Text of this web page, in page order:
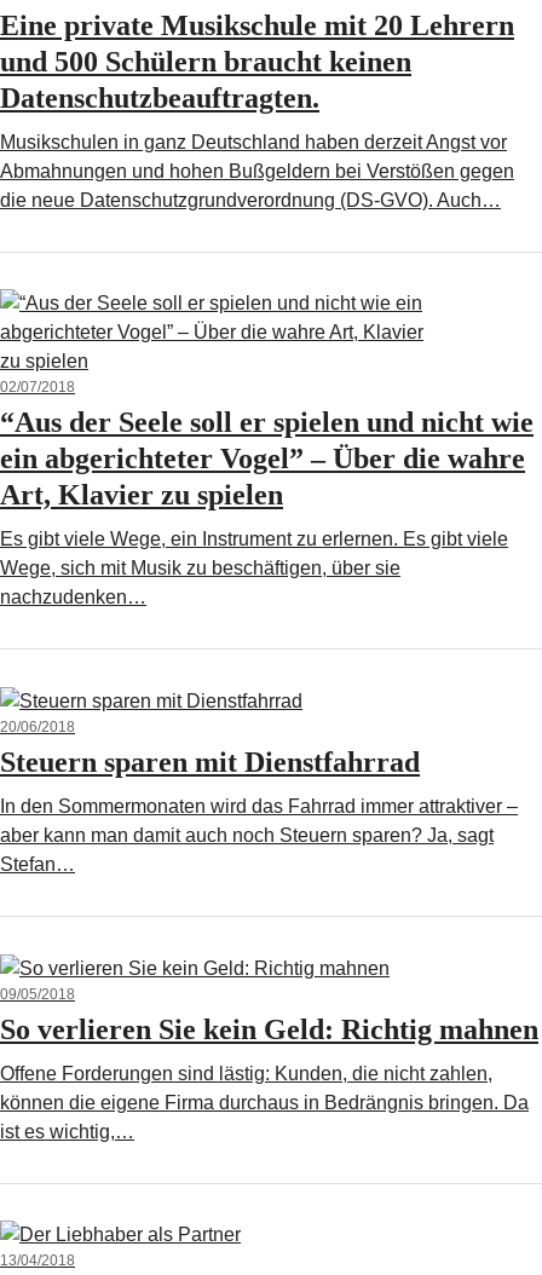
Eine private Musikschule mit 20 Lehrern
und 500 Schülern braucht keinen
Datenschutzbeauftragten.
Musikschulen in ganz Deutschland haben derzeit Angst vor
Abmahnungen und hohen Bußgeldern bei Verstößen gegen
die neue Datenschutzgrundverordnung (DS-GVO). Auch…
02/07/2018
“Aus der Seele soll er spielen und nicht wie
ein abgerichteter Vogel” – Über die wahre
Art, Klavier zu spielen
Es gibt viele Wege, ein Instrument zu erlernen. Es gibt viele
Wege, sich mit Musik zu beschäftigen, über sie
nachzudenken…
20/06/2018
Steuern sparen mit Dienstfahrrad
In den Sommermonaten wird das Fahrrad immer attraktiver –
aber kann man damit auch noch Steuern sparen? Ja, sagt
Stefan…
09/05/2018
So verlieren Sie kein Geld: Richtig mahnen
Offene Forderungen sind lästig: Kunden, die nicht zahlen,
können die eigene Firma durchaus in Bedrängnis bringen. Da
ist es wichtig,…
13/04/2018